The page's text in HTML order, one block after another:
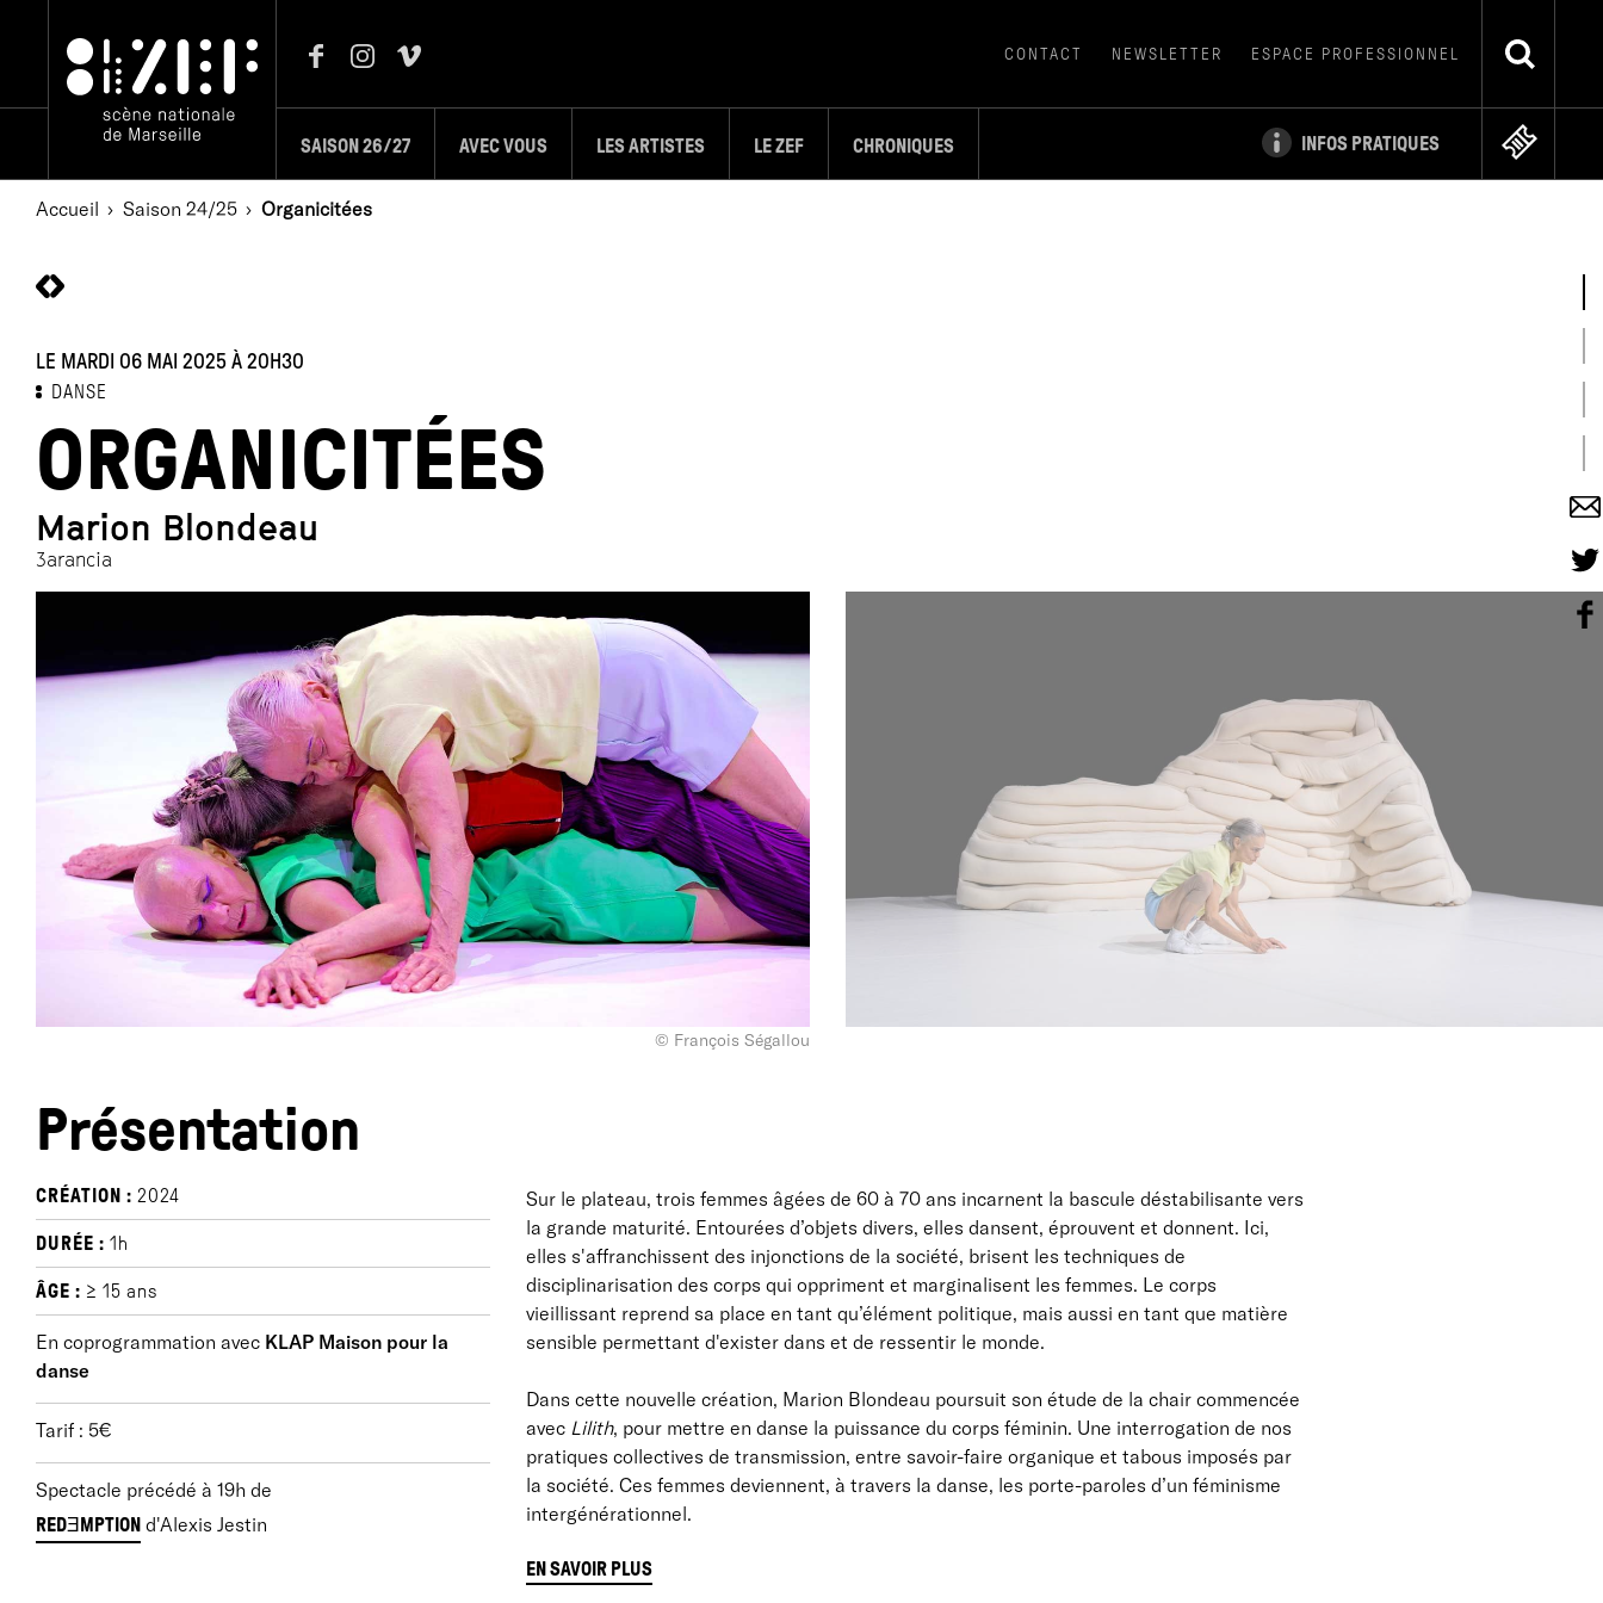
SAISON 26/27 AVEC VOUS LES ARTISTES LE ZEF CHRONIQUES INFOS PRATIQUES
CONTACT NEWSLETTER ESPACE PROFESSIONNEL
Accueil Saison 24/25 Organicitées
LE MARDI 06 MAI 2025 À 20H30
DANSE
ORGANICITÉES
Marion Blondeau
3arancia
© François Ségallou
Présentation
Sur le plateau, trois femmes âgées de 60 à 70 ans incarnent la bascule déstabilisante vers
la grande maturité. Entourées d’objets divers, elles dansent, éprouvent et donnent. Ici,
elles s'affranchissent des injonctions de la société, brisent les techniques de
disciplinarisation des corps qui oppriment et marginalisent les femmes. Le corps
vieillissant reprend sa place en tant qu’élément politique, mais aussi en tant que matière
sensible permettant d'exister dans et de ressentir le monde.
Dans cette nouvelle création, Marion Blondeau poursuit son étude de la chair commencée
avecLilith, pour mettre en danse la puissance du corps féminin. Une interrogation de nos
pratiques collectives de transmission, entre savoir-faire organique et tabous imposés par
la société. Ces femmes deviennent, à travers la danse, les porte-paroles d’un féminisme
intergénérationnel.
EN SAVOIR PLUS
CRÉATION : 2024
DURÉE : 1h
ÂGE : ≥ 15 ans
En coprogrammation avec KLAP Maison pour la
danse
Tarif : 5€
Spectacle précédé à 19h de
REDƎMPTION d'Alexis Jestin